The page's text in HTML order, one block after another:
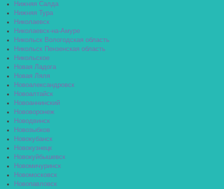
Нижняя Салда
Нижняя Тура
Николаевск
Николаевск-на-Амуре
Никольск Вологодская область
Никольск Пензенская область
Никольское
Новая Ладога
Новая Ляля
Новоалександровск
Новоалтайск
Новоаннинский
Нововоронеж
Новодвинск
Новозыбков
Новокубанск
Новокузнецк
Новокуйбышевск
Новомичуринск
Новомосковск
Новопавловск